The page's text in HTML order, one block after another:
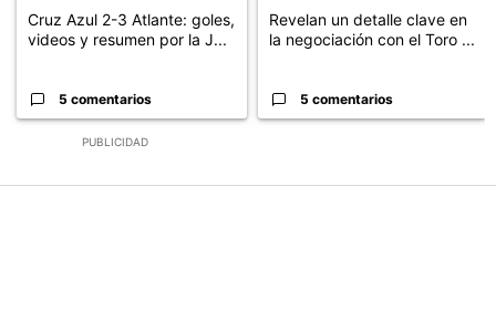
PUBLICIDAD
Cruz Azul 2-3 Atlante: goles,
videos y resumen por la J...
5 comentarios
Revelan un detalle clave en
la negociación con el Toro ...
5 comentarios